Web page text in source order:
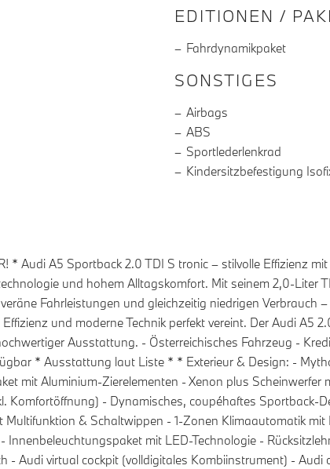
EDITIONEN /
Fahrdynamikpaket
SONSTIGES
Airbags
ABS
Sportlederlenkrad
Kindersitzbefestigung
* Audi A5 Sportback 2.0 TDI S tronic – stilvolle Effizienz
und hohem Alltagskomfort. Mit seinem 2,0-Liter
Fahrleistungen und gleichzeitig niedrigen Verbrauch
und moderne Technik perfekt vereint. Der Audi A5
Ausstattung. - Österreichisches Fahrzeug -
* Ausstattung laut Liste * * Exterieur & Design: -
mit Aluminium-Zierelementen - Xenon plus
Komfortöffnung) - Dynamisches, coupéhaftes Sportback-
& Schaltwippen - 1-Zonen Klimaautomatik
Innenbeleuchtungspaket mit LED-Technologie -
- Audi virtual cockpit (volldigitales Kombiinstrument) -